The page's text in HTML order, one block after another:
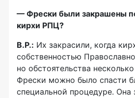
— Фрески были закрашены
кирхи РПЦ?
В.Р.: Их закрасили, когда
собственностью
но обстоятельства
Фрески можно было спасти
специальной процедуре. Она